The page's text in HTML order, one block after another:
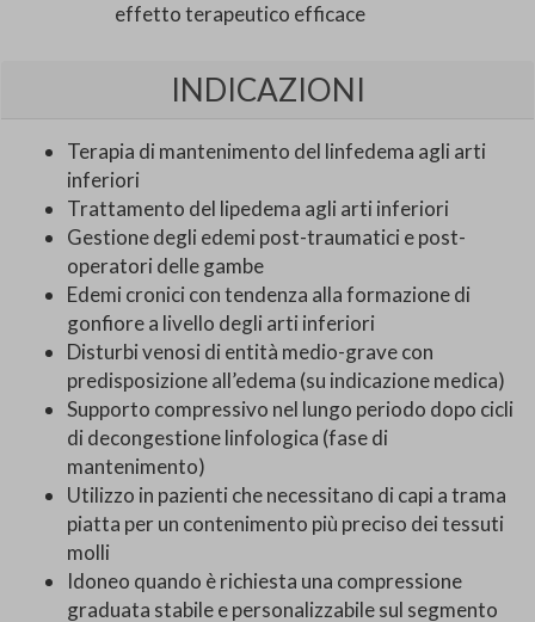
effetto terapeutico efficace
INDICAZIONI
Terapia di mantenimento del linfedema agli arti
inferiori
Trattamento del lipedema agli arti inferiori
Gestione degli edemi post-traumatici e post-
operatori delle gambe
Edemi cronici con tendenza alla formazione di
gonfiore a livello degli arti inferiori
Disturbi venosi di entità medio-grave con
predisposizione all’edema (su indicazione medica)
Supporto compressivo nel lungo periodo dopo cicli
di decongestione linfologica (fase di
mantenimento)
Utilizzo in pazienti che necessitano di capi a trama
piatta per un contenimento più preciso dei tessuti
molli
Idoneo quando è richiesta una compressione
graduata stabile e personalizzabile sul segmento